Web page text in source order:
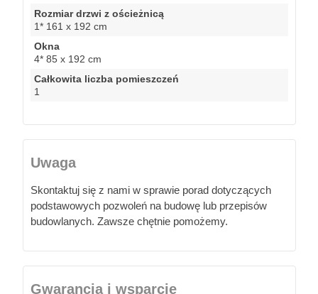
Rozmiar drzwi z ościeżnicą
1* 161 x 192 cm
Okna
4* 85 x 192 cm
Całkowita liczba pomieszczeń
1
Uwaga
Skontaktuj się z nami w sprawie porad dotyczących
podstawowych pozwoleń na budowę lub przepisów
budowlanych. Zawsze chętnie pomożemy.
Gwarancja i wsparcie